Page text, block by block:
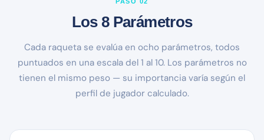
Los 8 Parámetros
Cada raqueta se evalúa en ocho parámetros, todos
puntuados en una escala del 1 al 10. Los parámetros no
tienen el mismo peso — su importancia varía según el
perfil de jugador calculado.